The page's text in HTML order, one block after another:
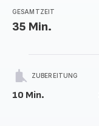
GESAMTZEIT
35 Min.
ZUBEREITUNG
10 Min.